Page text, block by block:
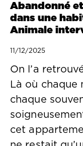
Abandonné
dans une
Animale
11/12/2025
On l’a
Là où chaque
chaque
cet